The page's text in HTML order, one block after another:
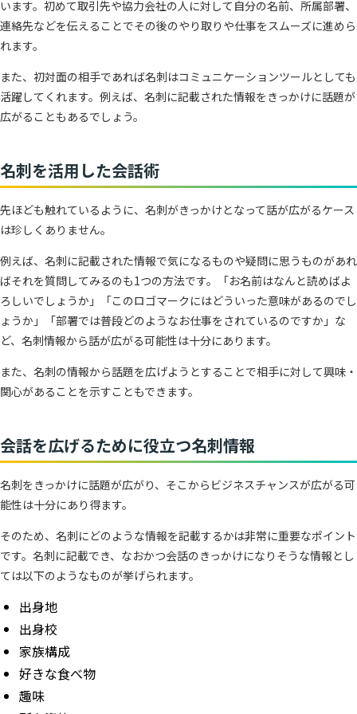
います。初めて取引先や協力会社の人に対して自分の名前、所属部署、
連絡先などを伝えることでその後のやり取りや仕事をスムーズに進めら
れます。
また、初対面の相手であれば名刺はコミュニケーションツールとしても
活躍してくれます。例えば、名刺に記載された情報をきっかけに話題が
広がることもあるでしょう。
名刺を活用した会話術
先ほども触れているように、名刺がきっかけとなって話が広がるケース
は珍しくありません。
例えば、名刺に記載された情報で気になるものや疑問に思うものがあれ
ばそれを質問してみるのも1つの方法です。「お名前はなんと読めばよ
ろしいでしょうか」「このロゴマークにはどういった意味があるのでし
ょうか」「部署では普段どのようなお仕事をされているのですか」な
ど、名刺情報から話が広がる可能性は十分にあります。
また、名刺の情報から話題を広げようとすることで相手に対して興味・
関心があることを示すこともできます。
会話を広げるために役立つ名刺情報
名刺をきっかけに話題が広がり、そこからビジネスチャンスが広がる可
能性は十分にあり得ます。
そのため、名刺にどのような情報を記載するかは非常に重要なポイント
です。名刺に記載でき、なおかつ会話のきっかけになりそうな情報とし
ては以下のようなものが挙げられます。
出身地
出身校
家族構成
好きな食べ物
趣味